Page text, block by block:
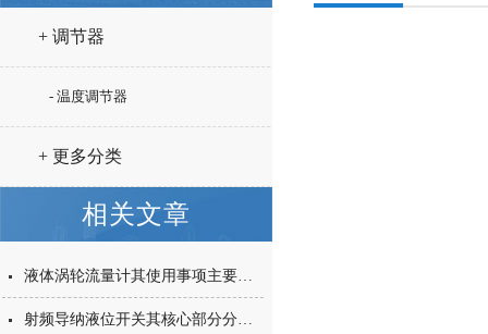
+ 调节器
- 温度调节器
+ 更多分类
相关文章
液体涡轮流量计其使用事项主要涵盖以下几个核心方面
射频导纳液位开关其核心部分分别是什么？